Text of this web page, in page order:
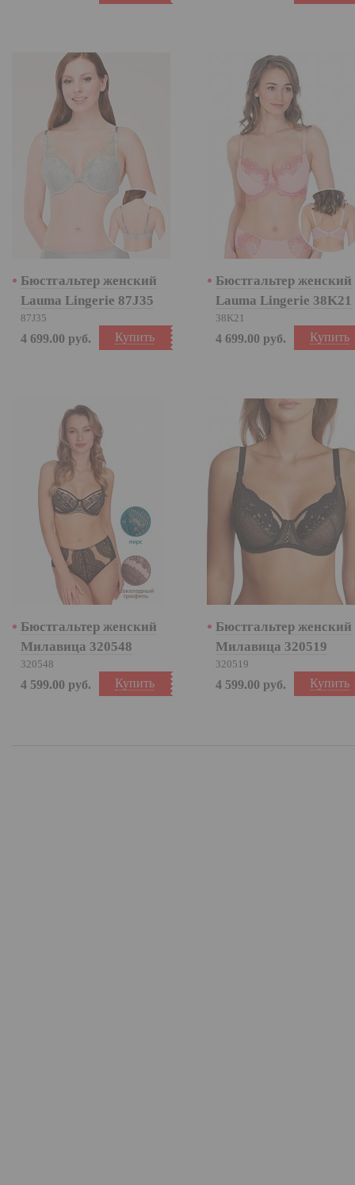
Бюстгальтер женский
Lauma Lingerie 87J35
87J35
Купить
4 699.00 руб.
Бюстгальтер женский
Lauma Lingerie 38K21
38K21
Купить
4 699.00 руб.
Бюстгальтер женский
Милавица 320548
320548
Купить
4 599.00 руб.
Бюстгальтер женский
Милавица 320519
320519
Купить
4 599.00 руб.